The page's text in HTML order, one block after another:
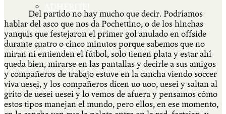
Qué es Ají
Staff
Del partido no hay mucho que decir. Podríamos
hablar del asco que nos da Pochettino, o de los hinchas
yanquis que festejaron el primer gol anulado en offside
durante cuatro o cinco minutos porque sabemos que no
miran ni entienden el fútbol, solo tienen plata y estar ahí
queda bien, mirarse en las pantallas y decirle a sus amigos
y compañeros de trabajo estuve en la cancha viendo soccer
viva uesei, y los compañeros dicen uo uoo, uesei y saltan al
grito de uesei uesei y lo vemos de afuera y pensamos cómo
estos tipos manejan el mundo, pero ellos, en ese momento,